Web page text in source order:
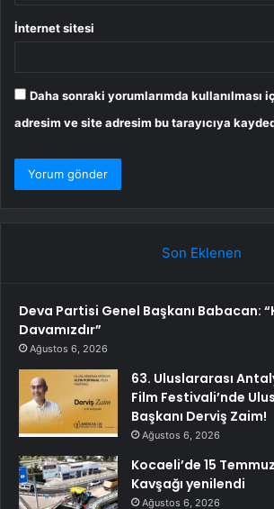
İnternet sitesi
Daha sonraki yorumlarımda kullanılması
adresim ve site adresim bu tarayıcıya
Son Eklenen
Deva Partisi Genel Başkanı Babacan:
Davamızdır”
Ağustos 6, 2026
63. Uluslararası
Film Festivali’nde
Başkanı Derviş Zaim!
Ağustos 6, 2026
Kocaeli’de 15
Kavşağı yenilendi
Ağustos 6, 2026